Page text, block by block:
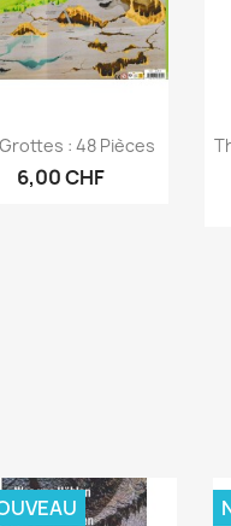
Aperçu rapide
: 48 Pièces
6,00 CHF